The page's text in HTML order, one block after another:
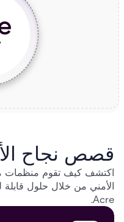
قصص نجاح
اكتشف كيف تقوم منظمات
الأمني من خلال حلول
Acre.